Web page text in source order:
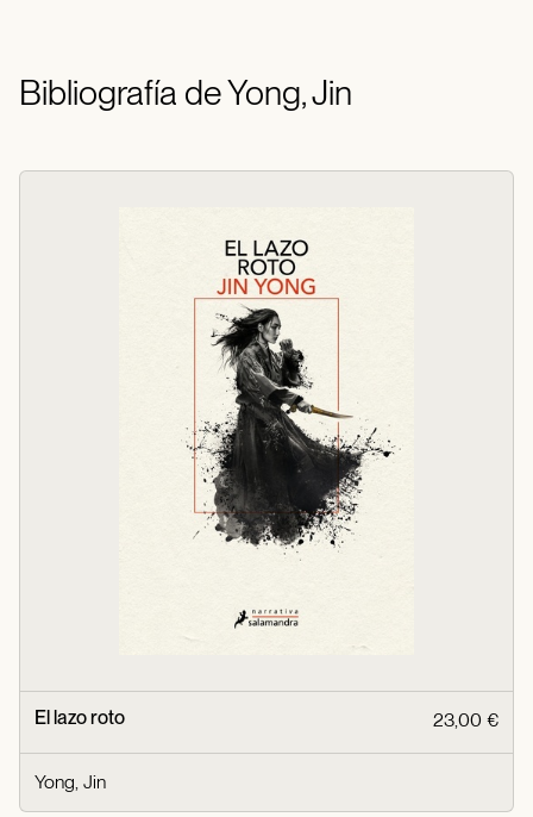
Bibliografía de Yong, Jin
El lazo roto 23,00 €
Yong, Jin